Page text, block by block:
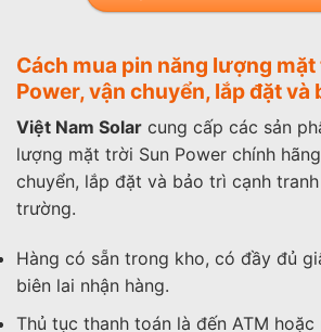
Cách mua pin năng lượng
Power, vận chuyển, lắp đặt và
Việt Nam Solar cung cấp các sản
lượng mặt trời Sun Power chính
chuyển, lắp đặt và bảo trì cạnh
trường.
Hàng có sẵn trong kho, có đầy đủ
biên lai nhận hàng.
Thủ tục thanh toán là đến ATM hoặc